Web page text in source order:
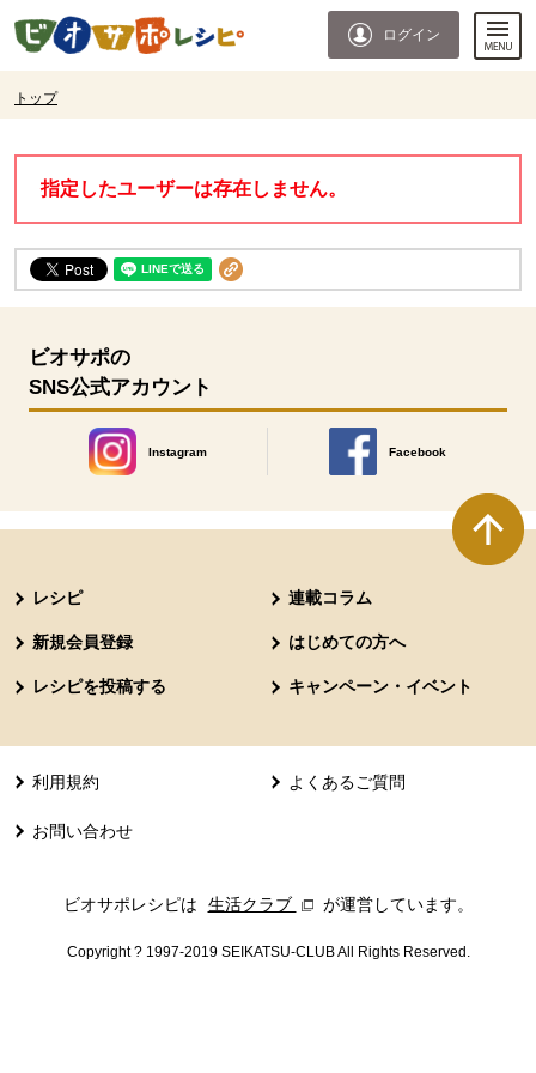
ページの先頭です。
ログイン
トップ
現在位置ここまで
指定したユーザーは存在しません。
ビオサポの
SNS公式アカウント
Instagram
別のウィンドウで開きます。
Facebook
別のウィンドウで開きます
レシピ 連載コラム
新規会員登録 はじめての方へ
レシピを投稿する キャンペーン・イベント
利用規約 よくあるご質問
お問い合わせ
ビオサポレシピは 生活クラブ 別のウィンドウで開きます。
が運営しています。
Copyright ? 1997-2019 SEIKATSU-CLUB All Rights Reserved.